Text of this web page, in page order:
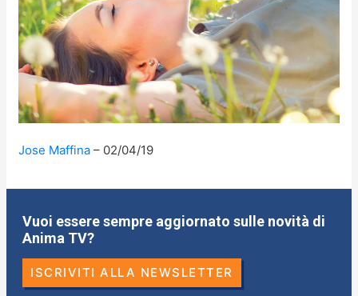
Jose Maffina 02/04/19
Vuoi essere sempre aggiornato sulle novità di
Anima TV?
ISCRIVITI ALLA NEWSLETTER